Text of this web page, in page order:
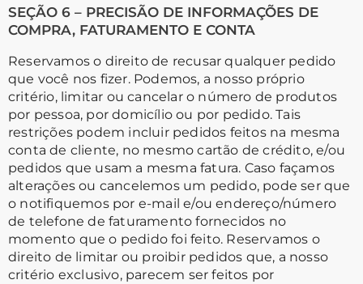
SEÇÃO 6 – PRECISÃO DE INFORMAÇÕES DE
COMPRA, FATURAMENTO E CONTA
Reservamos o direito de recusar qualquer pedido
que você nos fizer. Podemos, a nosso próprio
critério, limitar ou cancelar o número de produtos
por pessoa, por domicílio ou por pedido. Tais
restrições podem incluir pedidos feitos na mesma
conta de cliente, no mesmo cartão de crédito, e/ou
pedidos que usam a mesma fatura. Caso façamos
alterações ou cancelemos um pedido, pode ser que
o notifiquemos por e-mail e/ou endereço/número
de telefone de faturamento fornecidos no
momento que o pedido foi feito. Reservamos o
direito de limitar ou proibir pedidos que, a nosso
critério exclusivo, parecem ser feitos por